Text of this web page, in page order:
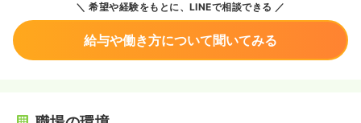
希望や経験をもとに、LINEで相談できる
給与や働き方について聞いてみる